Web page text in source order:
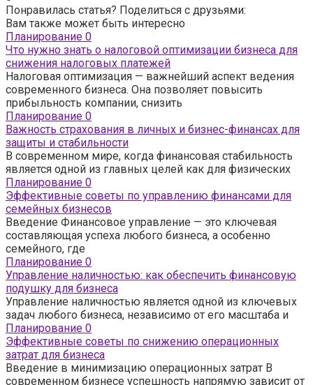
Понравилась статья? Поделиться с друзьями:
Вам также может быть интересно
Планирование 0
Что нужно знать о налоговой оптимизации бизнеса для
снижения налоговых платежей
Налоговая оптимизация — важнейший аспект ведения
современного бизнеса. Она позволяет повысить
прибыльность компании, снизить
Планирование 0
Важность страхования в личных и бизнес-финансах для
защиты и стабильности
В современном мире, когда финансовая стабильность
является одной из главных целей как для физических
Планирование 0
Эффективные советы по управлению финансами для
семейных бизнесов
Введение Финансовое управление — это ключевая
составляющая успеха любого бизнеса, а особенно
семейного, где
Планирование 0
Управление наличностью: как обеспечить финансовую
подушку для бизнеса
Управление наличностью является одной из ключевых
задач любого бизнеса, независимо от его масштаба и
Планирование 0
Эффективные советы по снижению операционных
затрат для бизнеса
Введение в минимизацию операционных затрат В
современном бизнесе успешность напрямую зависит от